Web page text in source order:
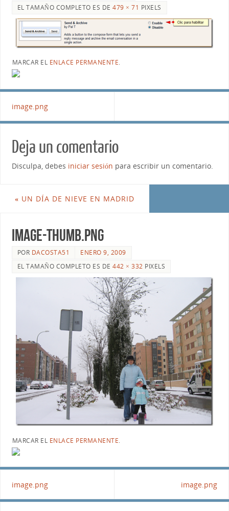
EL TAMAÑO COMPLETO ES DE479 × 71 PIXELS
MARCAR EL ENLACE PERMANENTE.
image.png
Deja un comentario
Disculpa, debes iniciar sesión para escribir un comentario.
« UN DÍA DE NIEVE EN MADRID
image-thumb.png
POR DACOSTA51
ENERO 9, 2009
EL TAMAÑO COMPLETO ES DE442 × 332 PIXELS
MARCAR EL ENLACE PERMANENTE.
image.png image.png